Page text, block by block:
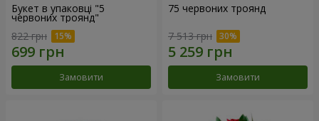
Букет в упаковці "5
червоних троянд"
822 грн
Замовити
75 червоних троянд
7 513 грн
Замовити